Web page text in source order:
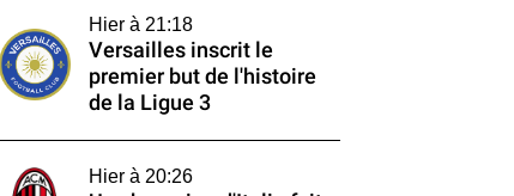
Hier à 21:18
Versailles inscrit le
premier but de l'histoire
de la Ligue 3
Hier à 20:26